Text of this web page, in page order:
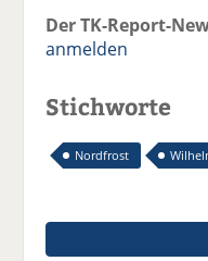
Der TK-Report-
anmelden
Stichworte
Nordfrost